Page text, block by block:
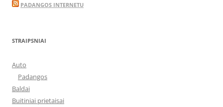
PADANGOS INTERNETU
STRAIPSNIAI
Auto
Padangos
Baldai
Buitiniai prietaisai